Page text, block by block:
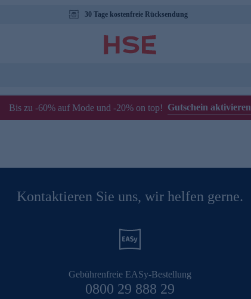
30 Tage kostenfreie Rücksendung
Bis zu -60% auf Mode und -20% on top! Gutschein aktivieren
Kontaktieren Sie uns, wir helfen gerne.
Gebührenfreie EASy-Bestellung
0800 29 888 29